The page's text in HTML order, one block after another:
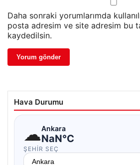
Daha sonraki yorumlarımda
posta adresim ve site adresim bu
kaydedilsin.
Hava Durumu
☁Ankara
NaN°C
ŞEHIR SEÇ